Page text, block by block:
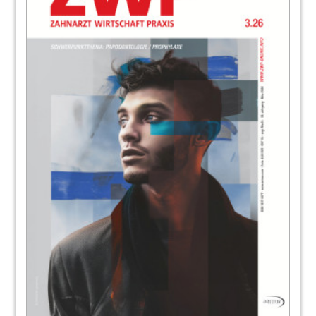
Patienten minimieren
Isabel Becker
Brandschutz und Notfallmanagement in
der Zahnarztpraxis
Interview: Knochenchirurgie neu gedacht
Georg Isbaner
18. Unnaer Implantologietage
Hochwertige Instrumente – eine
Investition in die Zukunft
Johannes Liebsch
Update: Implantologische Chirurgie